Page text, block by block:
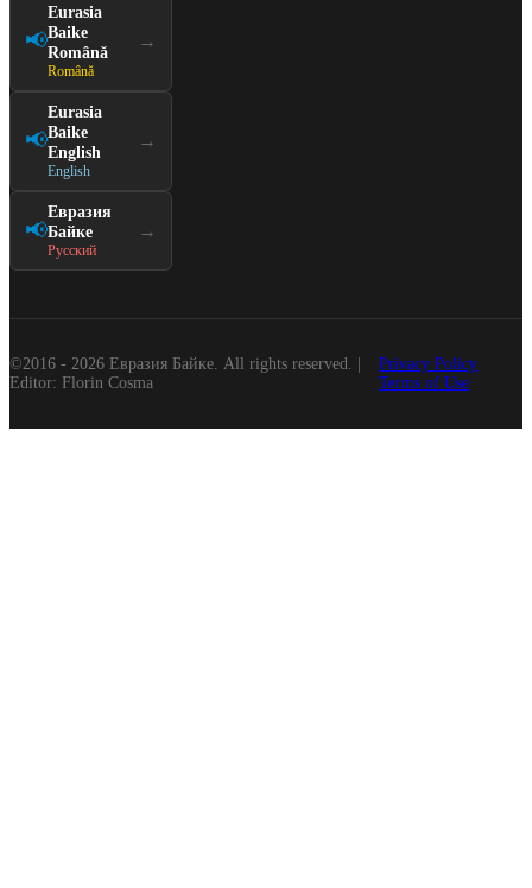
📢
Eurasia
Baike
Română
Română
→
📢
Eurasia
Baike
English
English
→
📢
Евразия
Байке
Русский
→
©2016 - 2026 Евразия Байке. All rights reserved. |
Editor: Florin Cosma
Privacy Policy
Terms of Use